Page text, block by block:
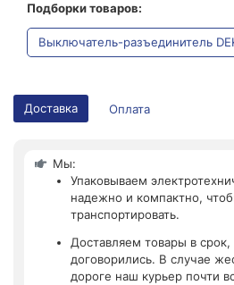
Подборки товаров:
Выключатель-разъединитель
Доставка Оплата
Мы:
Упаковываем
надежно и компактно,
транспортировать.
Доставляем товары в
договорились. В случае
дороге наш курьер почти